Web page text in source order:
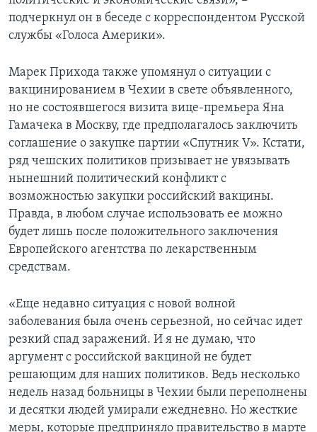
подчеркнул он в беседе с корреспондентом Русской
службы «Голоса Америки».
Марек Прихода также упомянул о ситуации с
вакцинированием в Чехии в свете объявленного,
но не состоявшегося визита вице-премьера Яна
Гамачека в Москву, где предполагалось заключить
соглашение о закупке партии «Спутник V». Кстати,
ряд чешских политиков призывает не увязывать
нынешний политический конфликт с
возможностью закупки российский вакцины.
Правда, в любом случае использовать ее можно
будет лишь после положительного заключения
Европейского агентства по лекарственным
средствам.
«Еще недавно ситуация с новой волной
заболевания была очень серьезной, но сейчас идет
резкий спад заражений. И я не думаю, что
аргумент с российской вакциной не будет
решающим для наших политиков. Ведь несколько
недель назад больницы в Чехии были переполнены
и десятки людей умирали ежедневно. Но жесткие
меры, которые предприняло правительство в марте